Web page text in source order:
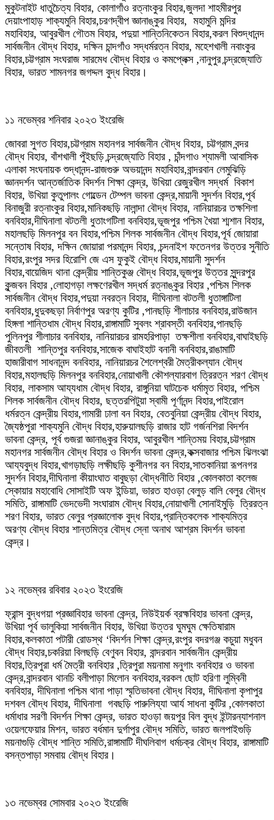
মুকুটনাইট ধাতুচৈত্য বিহার, কোলাগাঁও রত্নাংকুর বিহার,জুলদা শাহমীরপুর
দেয়াংপাহাড় শাক্যমুনি বিহার,চরণদ্বীপ জ্ঞানাঙ্কুর বিহার, মহামুনি মন্দির
মহাবিহার, আবুরখীল গৌতম বিহার, পদুয়া শান্তিনিকেতন বিহার,করল বিশুদ্ধানন্দ
সার্বজনীন বৌদ্ধ বিহার, দক্ষিন চান্দগাঁও সদ্ধর্মরত্ন বিহার, মহেশখালী নবাংকুর
বিহার,চট্টগ্রাম সংঘরাজ সারমেধ বৌদ্ধ বিহার ও কমপ্লেক্স ,নানুপুর চন্দ্রজ্যোতি
বিহার, ভারত শামনগর জগদ্দল বুদ্ধ বিহার।
১১ নভেম্বর শনিবার ২০২৩ ইংরেজি
জোবরা সুগত বিহার,চট্টগ্রাম মহানগর সার্বজনীন বৌদ্ধ বিহার, চট্টগ্রাম বন্দর
বৌদ্ধ বিহার, বাঁশখালী পুঁইছড়ি চন্দ্রজ্যোতি বিহার , চাঁন্দগাও শ্যামলী আবাসিক
এলাকা সংঘনায়ক শুদ্ধানন্দ-রাজগুরু অভয়ানন্দ মহাবিহার,বান্দরবান লেমুঝিড়ি
জ্ঞানদর্শন আন্তর্জাতিক বিদর্শন শিক্ষা কেন্দ্র, উখিয়া রেজুরখীল সদ্ধর্ম বিকাশ
বিহার, উখিয়া কুতুপালং গোল্ডেন টেম্পল ভাবনা কেন্দ্র,মায়ানী সুদর্শন বিহার,পূর্ব
বিনাজুরী রত্নাংকুর বিহার,মানিকছড়ি নালান্দা বৌদ্ধ বিহার, নানিয়ারচর তক্ষশিলা
বনবিহার,দীঘিনালা বটতলী ধুতাংগটিলা বনবিহার,ভূজপুর পশ্চিম খৈয়া শ্মশান বিহার,
মহালছড়ি মিলনপুর বন বিহার,পশ্চিম শিলক সার্বজনীন বৌদ্ধ বিহার,পূর্ব জোয়ারা
সন্তোষ বিহার, দক্ষিন জোয়ারা পরমানন্দ বিহার, চন্দনাইশ ফতেনগর উত্তর সুনীতি
বিহার,রংপুর সদর হিরোশি জে এস ফুকুই বৌদ্ধ বিহার,মায়ানী সুদর্শন
বিহার,বায়েজিদ থানা কেন্দ্রীয় শান্তিকুঞ্জ বৌদ্ধ বিহার,ভূজপুর উত্তর সুন্দরপুর
কুন্জবন বিহার ,লোহাগড়া লক্ষণেরখীল সদ্ধর্ম রত্নাঙ্কুর বিহার ,পশ্চিম শিলক
সার্বজনীন বৌদ্ধ বিহার,পদুয়া নবরত্ন বিহার, দীঘিনালা বটতলী ধুতাঙ্গাটিলা
বনবিহার,ধুদুকছড়া নির্বাণপুর অরণ্য কুটির ,পানছড়ি শীলাচার বনবিহার,রাউজান
হিঙ্গলা শান্তিধাম বৌদ্ধ বিহার,রাঙ্গামাটি সুবলং শ্রাবস্তী বনবিহার,পানছড়ি
পুলিনপুর শীলাচার বনবিহার, নানিয়ারচর রামহরিপাড়া তক্ষশীলা বনবিহার,বাঘাইছড়ি
জীবতলী শান্তিপুর বনবিহার,সাজেক বাঘাইহাট বনানী বনবিহার,রাঙামাটি
হাজারীবাগ সাধনানন্দ বনবিহার, নানিয়ারচর শৈলেশ্বরী মৈত্রীকল্যান বৌদ্ধ
বিহার,মহালছড়ি মিলনপুর বনবিহার,নোয়াখালী কৌশল্যারবাগ ত্রিরত্ন শরণ বৌদ্ধ
বিহার, লাকসাম আয্যধাম বৌদ্ধ বিহার, রাঙ্গুনিয়া ঘাটচেক ধর্মামৃত বিহার, পশ্চিম
শিলক সার্বজনীন বৌদ্ধ বিহার, ছত্তরপিটুয়া স্বামী পূর্ণানন্দ বিহার,পাইরোল
ধর্মরত্ন কেন্দ্রীয় বিহার,গামারী ঢালা বন বিহার, বেতবুনিয়া কেন্দ্রীয় বৌদ্ধ বিহার,
জ্যৈষ্ঠপুরা শাক্যমুনি বৌদ্ধ বিহার,হারুয়ালছড়ি রাজার হাট গর্জনশিরা বিদর্শন
ভাবনা কেন্দ্র, পূর্ব গুজরা জ্ঞানাঙ্কুর বিহার, আবুরখীল শান্তিময় বিহার,চট্টগ্রাম
মহানগর সার্বজনীন বৌদ্ধ বিহার ও বিদর্শন ভাবনা কেন্দ্র,কক্সবাজার পশ্চিম ঝিলংঝা
আয্যবুদ্ধ বিহার,খাগড়াছড়ি লক্ষীছড়ি কুশীনগর বন বিহার,সাতকানিয়া রূপনগর
সুদর্শন বিহার,দীঘিনালা কীয়াংঘাত বাবুছড়া বৌদ্ধনীতি বিহার ,কোলকাতা কলেজ
স্কোয়ার মহাবোধি সোসাইটি অফ ইন্ডিয়া, ভারত হাওড়া বেলুড় বালি বেলুর বৌদ্ধ
সমিতি, রাঙ্গামাটি ভেদভেদী সংঘারাম বৌদ্ধ বিহার,নোয়াখালী সোনাইমুড়ি ত্রিরত্ন
শরণ বিহার, ভারত বেলুর প্রজ্ঞালোক বুদ্ধ বিহার,প্রান্তিকলেক শাক্যমিত্র
অরণ্য বৌদ্ধ বিহার শান্তমিত্র বৌদ্ধ স্নো অনাথ আশ্রম বিদর্শন ভাবনা
কেন্দ্র।
১২ নভেম্বর রবিবার ২০২৩ ইংরেজি
ফ্রান্স বুদ্ধগয়া প্রজ্ঞাবিহার ভাবনা কেন্দ্র, নিউইয়র্ক ব্রহ্মবিহার ভাবনা কেন্দ্র,
উখিয়া পূর্ব ভালুকিয়া সার্বজনীন বিহার, উখিয়া উত্তর ঘুমঘুম ক্ষেতিষারাম
বিহার,কলকাতা পটারী রোডস্থ ‘বিদর্শন শিক্ষা কেন্দ্র,রংপুর বদরগঞ্জ কচুয়া মধুবন
বৌদ্ধ বিহার,চকরিয়া বিলছড়ি বেণুবন বিহার, বান্দরবান সার্বজনীন কেন্দ্রীয়
বিহার,ত্রিপুরা ধর্ম মৈত্রী বনবিহার ,ত্রিপুরা ময়নামা মনুগাং বনবিহার ও ভাবনা
কেন্দ্র,বান্দরবান থানচি বলীপাড়া মিলোন বনবিহার,বরকল ছোট হরিণা লুম্বিনী
বনবিহার, দীঘিনালা পশ্চিম থানা পাড়া স্মৃতিভাবনা বৌদ্ধ বিহার, দীঘিনালা কৃপাপুর
দশবল বৌদ্ধ বিহার, দীঘিনালা গবছড়ি পারুলিয্যা আর্য সাধনা কুটির ,কোলকাতা
ধর্মাধার সরণী বিদর্শন শিক্ষা কেন্দ্র, ভারত হাওড়া জয়পুর বিল বুদ্ধ ইন্টারন্যাশনাল
ওয়েলফেয়ার মিশন, ভারত বর্ধমান দুর্গাপুর বৌদ্ধ সমিতি, ভারত জলপাইগুড়ি
ময়নাগুড়ি বৌদ্ধ শান্তি সমিতি,রাঙ্গামাটি দীঘলিবাগ ধর্মচক্র বৌদ্ধ বিহার, রাঙ্গামাটি
বসন্তপাড়া সমবায় বৌদ্ধ বিহার।
১৩ নভেম্বর সোমবার ২০২৩ ইংরেজি